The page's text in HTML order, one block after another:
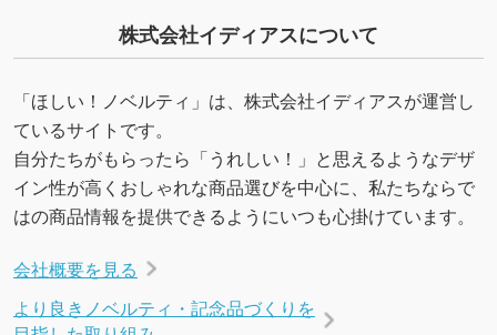
株式会社イディアスについて
「ほしい！ノベルティ」は、株式会社イディアスが運営し
ているサイトです。
自分たちがもらったら「うれしい！」と思えるようなデザ
イン性が高くおしゃれな商品選びを中心に、私たちならで
はの商品情報を提供できるようにいつも心掛けています。
会社概要を見る
より良きノベルティ・記念品づくりを